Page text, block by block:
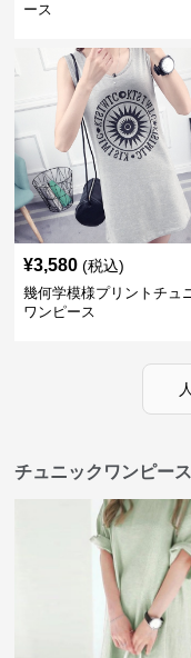
ース
¥3,580 (税込)
幾何学模様プリントチュ
ワンピース
チュニックワンピー